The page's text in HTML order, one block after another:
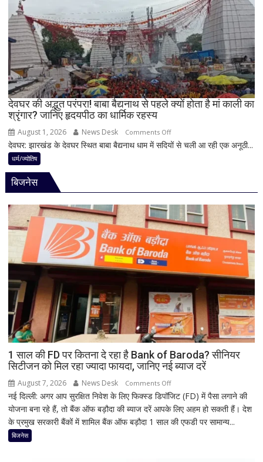
के
बन
रहे
योग
से
पहले
जान
लें
ये
4
अहम
नियम,
मानी
शिव
की
देवघर की अद्भुत परंपरा! बाबा बैद्यनाथ से पहले क्यों होता है मां काली का
श्रृंगार? जानिए हृदयपीठ का धार्मिक रहस्य
August 1, 2026 News Desk Comments Offon
देवघर
बैद्यनाथ
से
पहले
है
काली
का
श्रृंगार?
जानिए
हृदयपीठ
का
रहस्य
देवघर: झारखंड के देवघर स्थित बाबा बैद्यनाथ धाम में सदियों से चली आ रही एक अनूठी...
धर्म/ज्योतिष
बिजनेस
1 साल की FD पर कितना दे रहा है Bank of Baroda? सीनियर
सिटीजन को मिल रहा ज्यादा फायदा, जानिए नई ब्याज दरें
August 7, 2026 News Desk Comments Offon
1
साल
की
नई दिल्ली: अगर आप सुरक्षित निवेश के लिए फिक्स्ड डिपॉजिट (FD) में पैसा लगाने की
योजना बना रहे हैं, तो बैंक ऑफ बड़ौदा की ब्याज दरें आपके लिए अहम हो सकती हैं। देश
के प्रमुख सरकारी बैंकों में शामिल बैंक ऑफ बड़ौदा 1 साल की एफडी पर सामान्य...
बिजनेस